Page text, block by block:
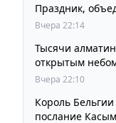
Праздник,
Вчера 22:14
Тысячи
открытым
Вчера 22:10
Король
послание